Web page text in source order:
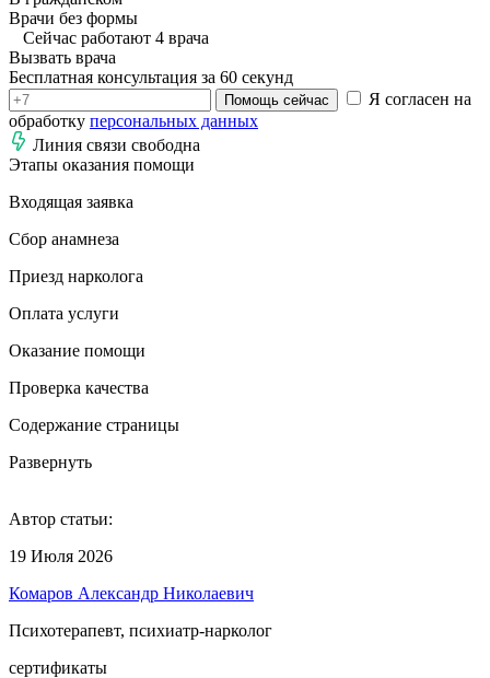
Врачи без формы
Сейчас работают 4 врача
Вызвать врача
Бесплатная консультация за 60 секунд
Помощь сейчас
Я согласен на
обработку персональных данных
Линия связи свободна
Этапы оказания помощи
Входящая заявка
Сбор анамнеза
Приезд нарколога
Оплата услуги
Оказание помощи
Проверка качества
Содержание страницы
Развернуть
Автор статьи:
19 Июля 2026
Комаров Александр Николаевич
Психотерапевт, психиатр-нарколог
сертификаты